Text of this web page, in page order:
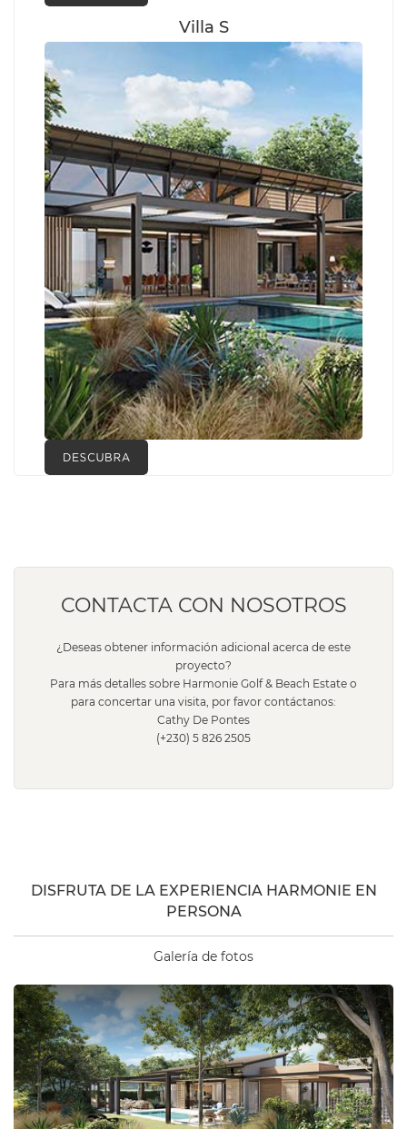
Villa S
CONTACTA CON NOSOTROS
¿Deseas obtener información adicional acerca de este
proyecto?
Para más detalles sobre Harmonie Golf & Beach Estate o
para concertar una visita, por favor contáctanos:
Cathy De Pontes
(+230) 5 826 2505
DISFRUTA DE LA EXPERIENCIA HARMONIE EN
PERSONA
Galería de fotos